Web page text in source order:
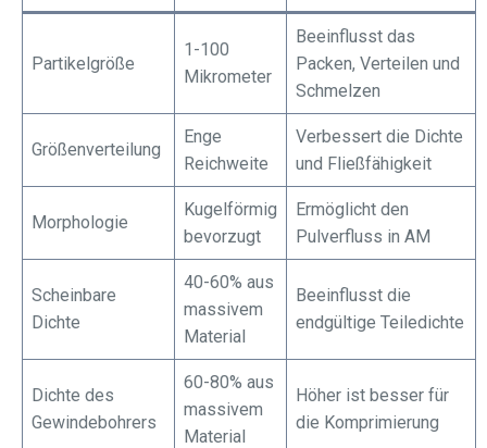
Partikelgröße
1-100
Mikrometer
Beeinflusst das
Packen, Verteilen und
Schmelzen
Größenverteilung
Enge
Reichweite
Verbessert die Dichte
und Fließfähigkeit
Morphologie
Kugelförmig
bevorzugt
Ermöglicht den
Pulverfluss in AM
Scheinbare
Dichte
40-60% aus
massivem
Material
Beeinflusst die
endgültige Teiledichte
Dichte des
Gewindebohrers
60-80% aus
massivem
Material
Höher ist besser für
die Komprimierung